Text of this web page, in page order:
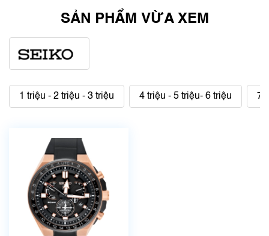
SẢN PHẨM VỪA XEM
1 triệu - 2 triệu - 3 triệu 4 triệu - 5 triệu- 6 triệu 7